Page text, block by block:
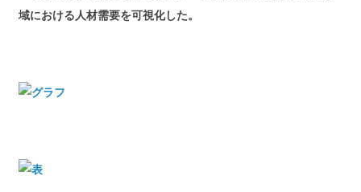
域における人材需要を可視化した。